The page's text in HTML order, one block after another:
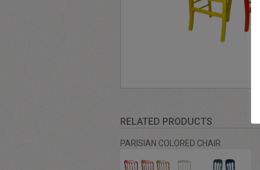
RELATED PRODUCTS
PARISIAN COLORED CHAIR